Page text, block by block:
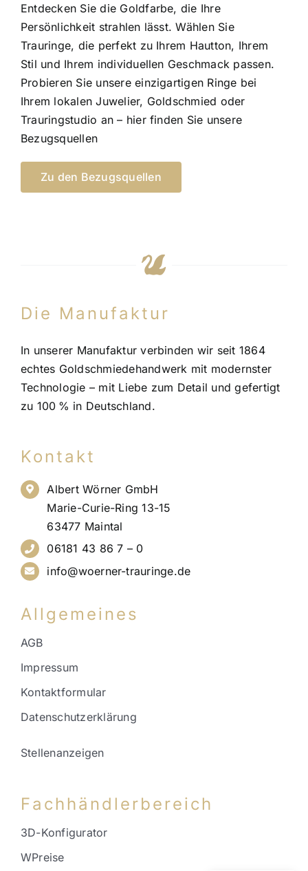
Entdecken Sie die Goldfarbe, die Ihre
Persönlichkeit strahlen lässt. Wählen Sie
Trauringe, die perfekt zu Ihrem Hautton, Ihrem
Stil und Ihrem individuellen Geschmack passen.
Probieren Sie unsere einzigartigen Ringe bei
Ihrem lokalen Juwelier, Goldschmied oder
Trauringstudio an – hierfinden Sie unsere
Bezugsquellen
Zu den Bezugsquellen
Die Manufaktur
In unserer Manufaktur verbinden wir seit 1864
echtes Goldschmiedehandwerk mit modernster
Technologie – mit Liebe zum Detail und gefertigt
zu 100 % in Deutschland.
Kontakt
Albert Wörner GmbH
Marie-Curie-Ring 13-15
63477 Maintal
06181 43 86 7 – 0
info@woerner-trauringe.de
Allgemeines
AGB
Impressum
Kontaktformular
Datenschutzerklärung
Stellenanzeigen
Fachhändlerbereich
3D-Konfigurator
WPreise